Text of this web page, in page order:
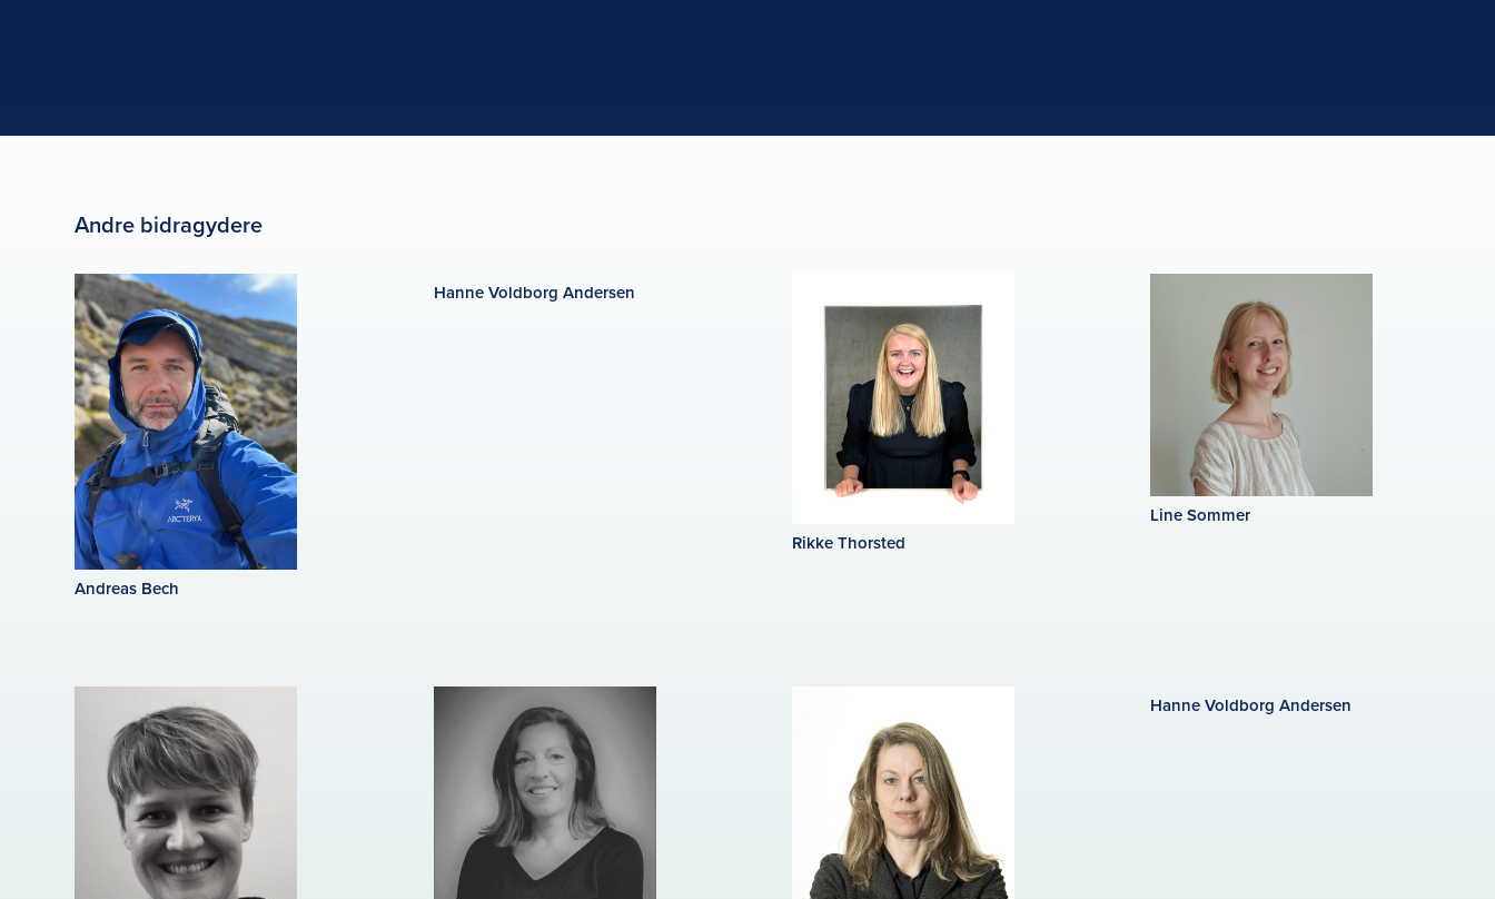
Andre bidragydere
Andreas Bech
Hanne Voldborg Andersen
Rikke Thorsted
Line Sommer
Hanne Voldborg Andersen